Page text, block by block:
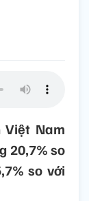
Việt Nam
20,7% so
so với